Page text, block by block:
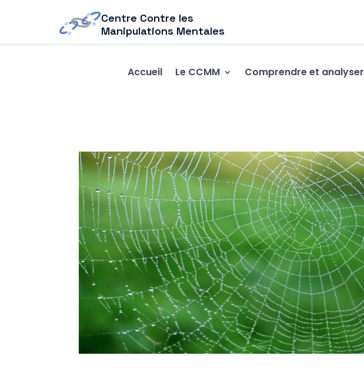
Centre Contre les
Manipulations Mentales
Accueil Le CCMM Comprendre et analyser